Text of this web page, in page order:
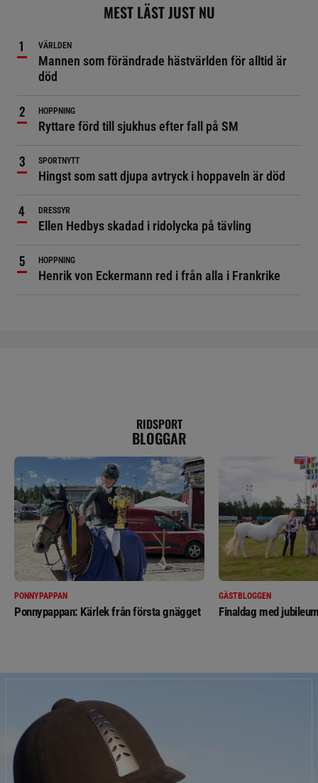
MEST LÄST JUST NU
VÄRLDEN
Mannen som förändrade hästvärlden för alltid är
död
HOPPNING
Ryttare förd till sjukhus efter fall på SM
SPORTNYTT
Hingst som satt djupa avtryck i hoppaveln är död
DRESSYR
Ellen Hedbys skadad i ridolycka på tävling
HOPPNING
Henrik von Eckermann red i från alla i Frankrike
RIDSPORT
BLOGGAR
PONNYPAPPAN
Ponnypappan: Kärlek från första gnägget
GÄSTBLOGGEN
Finaldag med